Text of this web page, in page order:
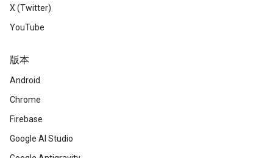
X (Twitter)
YouTube
版本
Android
Chrome
Firebase
Google AI Studio